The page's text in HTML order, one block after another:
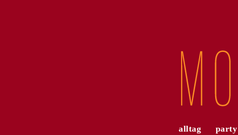
alltag party
Die modische Vielfalt der